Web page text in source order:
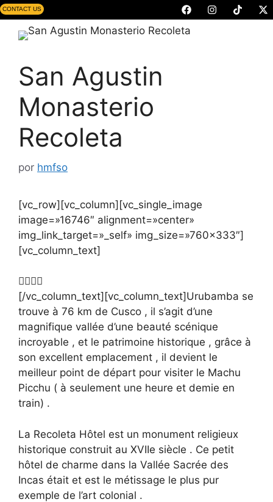
CONTACT US
San Agustin
Monasterio
Recoleta
por hmfso
[vc_row][vc_column][vc_single_image
image=»16746″ alignment=»center»
img_link_target=»_self» img_size=»760×333″]
[vc_column_text]
[/vc_column_text][vc_column_text]Urubamba se
trouve à 76 km de Cusco , il s’agit d’une
magnifique vallée d’une beauté scénique
incroyable , et le patrimoine historique , grâce à
son excellent emplacement , il devient le
meilleur point de départ pour visiter le Machu
Picchu ( à seulement une heure et demie en
train) .
La Recoleta Hôtel est un monument religieux
historique construit au XVIIe siècle . Ce petit
hôtel de charme dans la Vallée Sacrée des
Incas était et est le métissage le plus pur
exemple de l’art colonial .